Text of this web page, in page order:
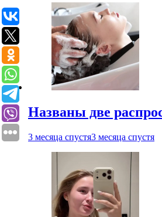
Названы две
3 месяца спустя3 месяца спустя